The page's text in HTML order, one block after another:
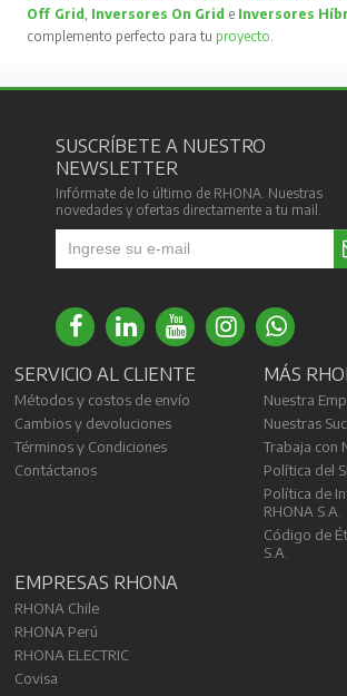
Off Grid, Inversores On Grid e Inversores
complemento perfecto para tu proyecto.
SUSCRÍBETE A NUESTRO
NEWSLETTER
Infórmate de lo último de RHONA. Nuestras
novedades y ofertas directamente a tu mail.
SERVICIO AL CLIENTE
Métodos y costos de envío
Cambios y devoluciones
Términos y Condiciones
Contáctanos
MÁS
Nuestra
Nuestras
Trabaja con
Política del
Política de
RHONA S.A.
Código de
S.A.
EMPRESAS RHONA
RHONA Chile
RHONA Perú
RHONA ELECTRIC
Covisa